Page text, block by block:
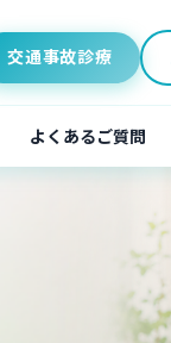
交通事故診療
よくあるご質問